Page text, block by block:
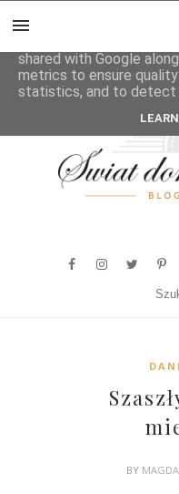
BY MAGDA
This site uses cookies
shared with Google
metrics to ensure
statistics, and to detect